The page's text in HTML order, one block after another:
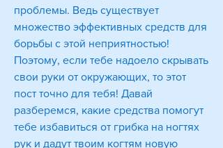
проблемы. Ведь существует
множество эффективных средств для
борьбы с этой неприятностью!
Поэтому, если тебе надоело скрывать
свои руки от окружающих, то этот
пост точно для тебя! Давай
разберемся, какие средства помогут
тебе избавиться от грибка на ногтях
рук и дадут твоим когтям новую